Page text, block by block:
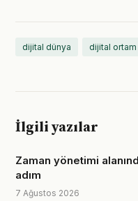
dijital dünya dijital ortam
İlgili yazılar
Zaman yönetimi
adım
7 Ağustos 2026